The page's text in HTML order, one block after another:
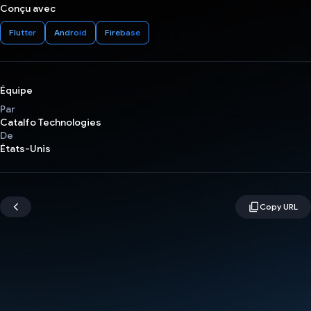
Conçu avec
Flutter Android Firebase
Équipe
Par
Catalfo Technologies
De
États-Unis